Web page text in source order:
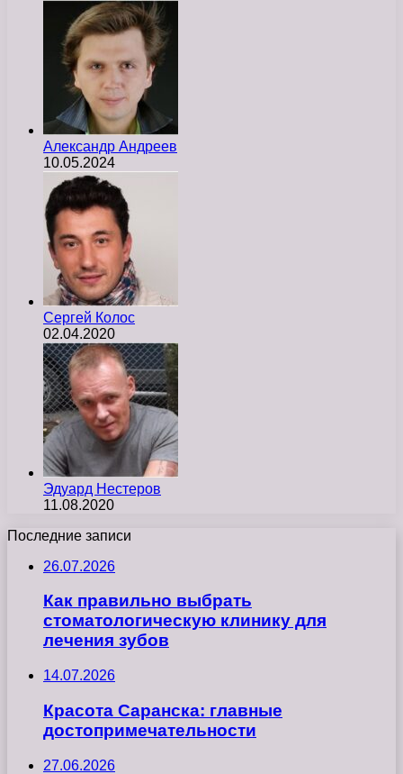
Александр Андреев
10.05.2024
Сергей Колос
02.04.2020
Эдуард Нестеров
11.08.2020
Последние записи
26.07.2026
Как правильно выбрать
стоматологическую клинику для
лечения зубов
14.07.2026
Красота Саранска: главные
достопримечательности
27.06.2026